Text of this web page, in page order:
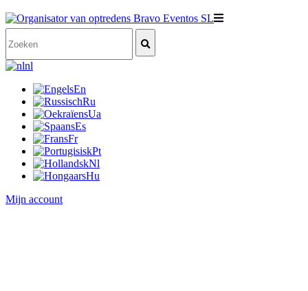
nl
En
Ru
Ua
Es
Fr
Pt
Nl
Hu
Mijn account